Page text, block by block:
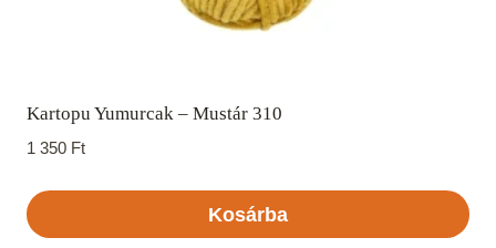
Kartopu Yumurcak – Mustár 310
1 350 Ft
Kosárba